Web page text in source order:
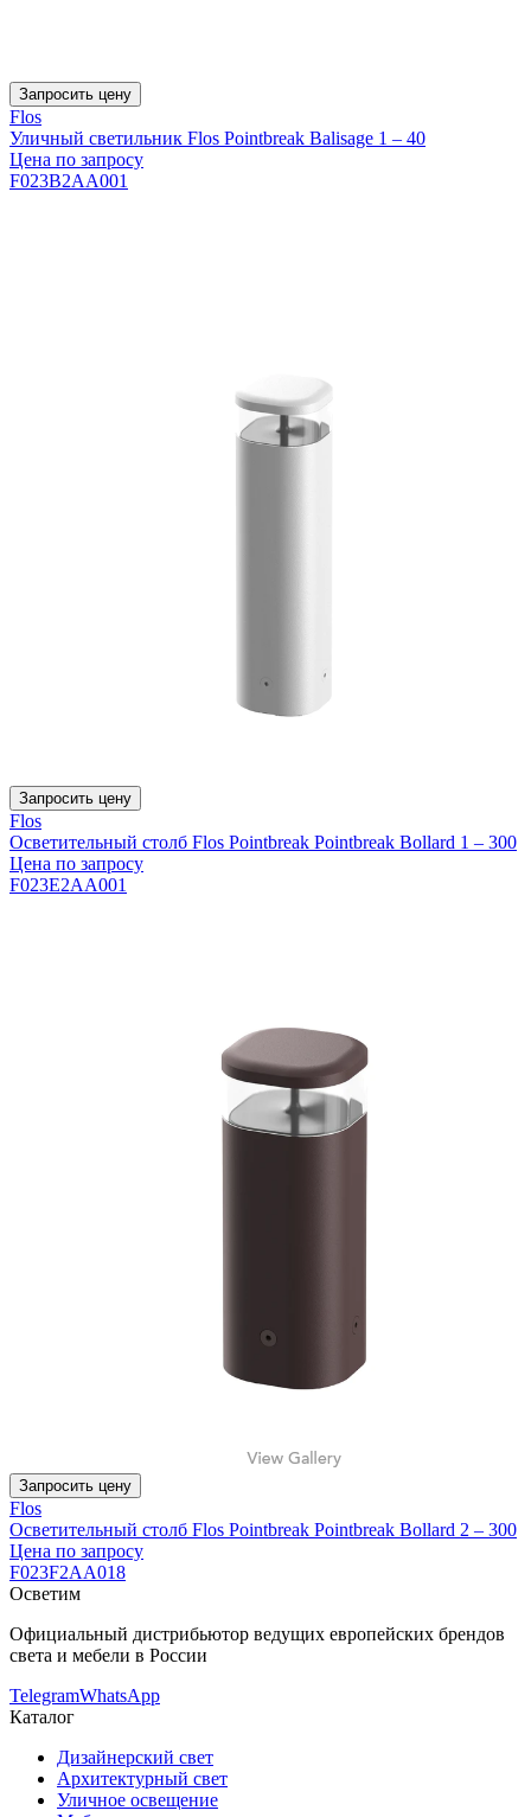
Запросить цену
Flos
Уличный светильник Flos Pointbreak Balisage 1 – 40
Цена по запросу
F023B2AA001
Запросить цену
Flos
Осветительный столб Flos Pointbreak Pointbreak Bollard 1 – 300
Цена по запросу
F023E2AA001
Запросить цену
Flos
Осветительный столб Flos Pointbreak Pointbreak Bollard 2 – 300
Цена по запросу
F023F2AA018
Осветим
Официальный дистрибьютор ведущих европейских брендов
света и мебели в России
TelegramWhatsApp
Каталог
Дизайнерский свет
Архитектурный свет
Уличное освещение